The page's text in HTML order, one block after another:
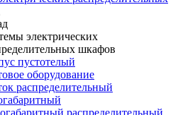
электрических
шкафов
пустотелый
оборудование
распределительный
распределительный